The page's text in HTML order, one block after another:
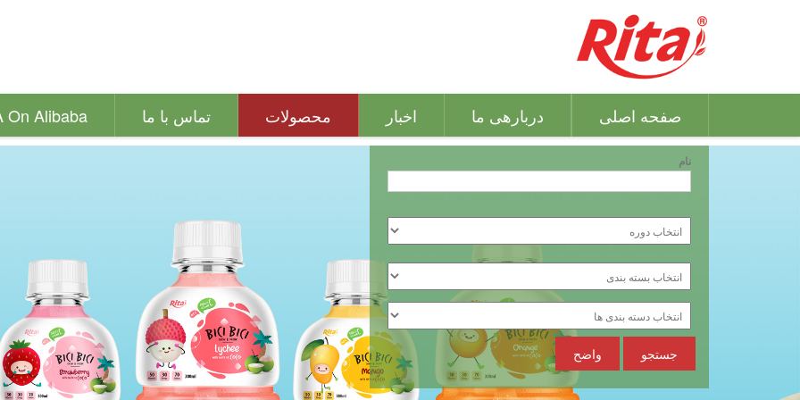
صفحه اصلی دربارهی ما اخبار محصولات تماس با ما On Alibaba
نام
جستجو واضح